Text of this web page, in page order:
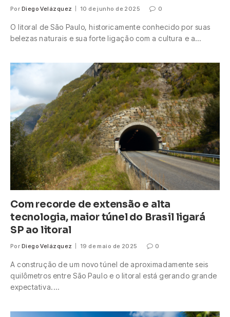
Por Diego Velázquez 10 de junho de 2025 0
O litoral de São Paulo, historicamente conhecido por suas
belezas naturais e sua forte ligação com a cultura e a…
Com recorde de extensão e alta
tecnologia, maior túnel do Brasil ligará
SP ao litoral
Por Diego Velázquez 19 de maio de 2025 0
A construção de um novo túnel de aproximadamente seis
quilômetros entre São Paulo e o litoral está gerando grande
expectativa.…